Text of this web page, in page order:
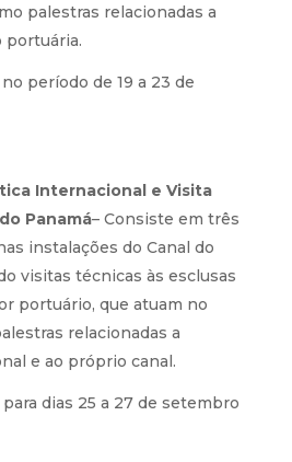
palestras relacionadas a
portuária.
período de 19 a 23 de
Internacional e Visita
Panamá– Consiste em três
instalações do Canal do
visitas técnicas às esclusas
portuário, que atuam no
relacionadas a
e ao próprio canal.
dias 25 a 27 de setembro